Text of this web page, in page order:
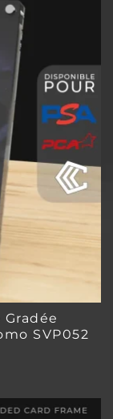
SVP052